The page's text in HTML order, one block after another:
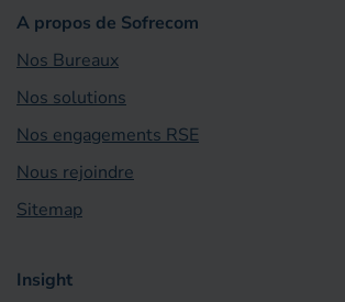
A propos de Sofrecom
Nos Bureaux
Nos solutions
Nos engagements RSE
Nous rejoindre
Sitemap
Insight